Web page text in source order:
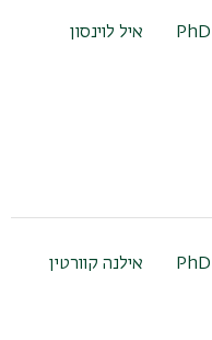
PhD איל לוינסון
PhD אילנה קוורטין